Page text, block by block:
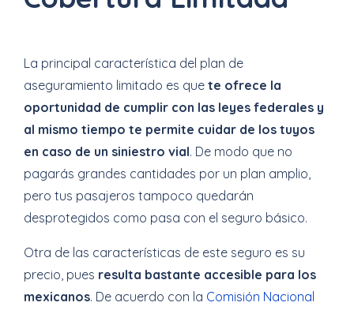
La principal característica del plan de
aseguramiento limitado es que te ofrece la
oportunidad de cumplir con las leyes federales y
al mismo tiempo te permite cuidar de los tuyos
en caso de un siniestro vial. De modo que no
pagarás grandes cantidades por un plan amplio,
pero tus pasajeros tampoco quedarán
desprotegidos como pasa con el seguro básico.
Otra de las características de este seguro es su
precio, pues resulta bastante accesible para los
mexicanos. De acuerdo con la Comisión Nacional